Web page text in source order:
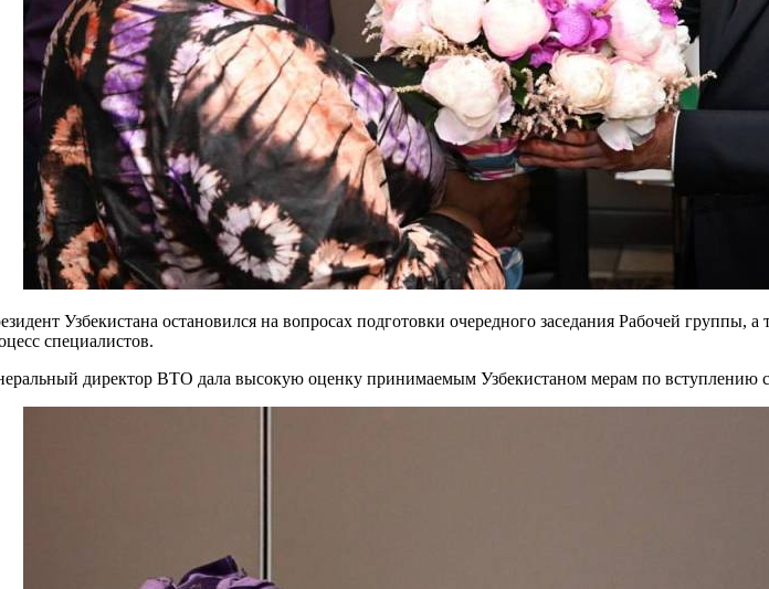
Узбекистана остановился на вопросах подготовки очередного заседания Рабочей
специалистов.
директор ВТО дала высокую оценку принимаемым Узбекистаном мерам по вступлению